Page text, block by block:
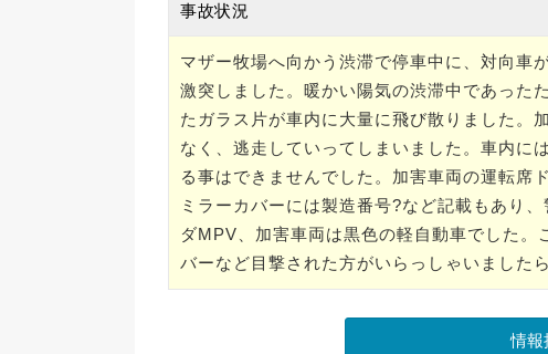
事故状況
マザー牧場へ向かう渋滞で停車中に、対向車
激突しました。暖かい陽気の渋滞中であった
たガラス片が車内に大量に飛び散りました。
なく、逃走していってしまいました。車内に
る事はできませんでした。加害車両の運転席
ミラーカバーには製造番号?など記載もあり
ダMPV、加害車両は黒色の軽自動車でした
バーなど目撃された方がいらっしゃいました